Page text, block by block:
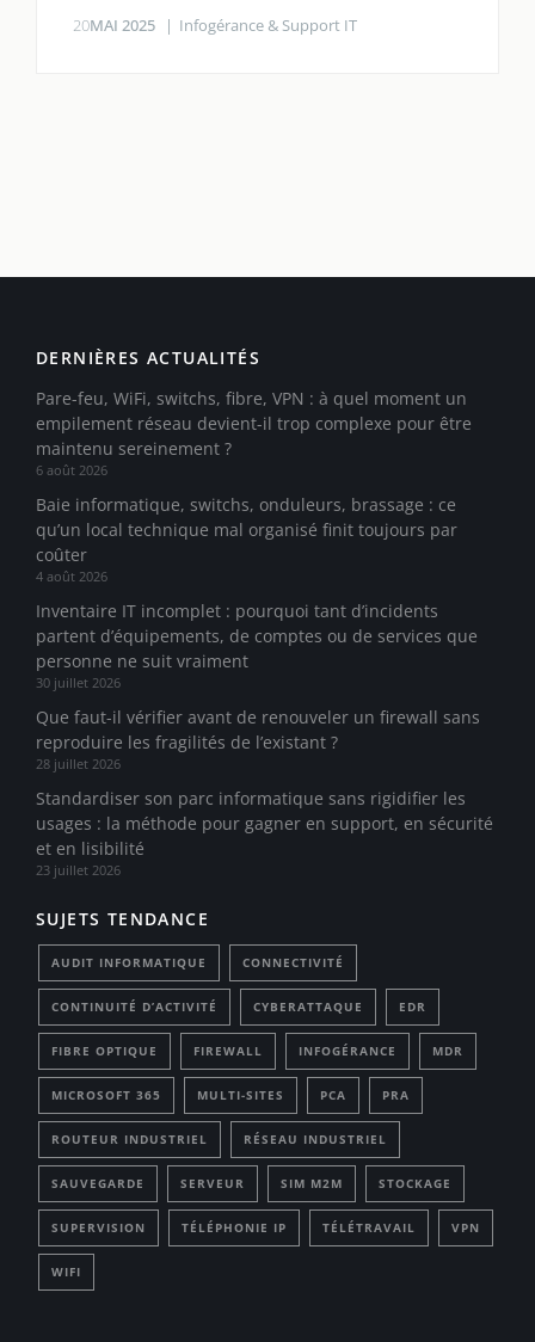
20MAI 2025 Infogérance & Support IT
DERNIÈRES ACTUALITÉS
Pare-feu, WiFi, switchs, fibre, VPN : à quel moment un
empilement réseau devient-il trop complexe pour être
maintenu sereinement ?
6 août 2026
Baie informatique, switchs, onduleurs, brassage : ce
qu’un local technique mal organisé finit toujours par
coûter
4 août 2026
Inventaire IT incomplet : pourquoi tant d’incidents
partent d’équipements, de comptes ou de services que
personne ne suit vraiment
30 juillet 2026
Que faut-il vérifier avant de renouveler un firewall sans
reproduire les fragilités de l’existant ?
28 juillet 2026
Standardiser son parc informatique sans rigidifier les
usages : la méthode pour gagner en support, en sécurité
et en lisibilité
23 juillet 2026
SUJETS TENDANCE
AUDIT INFORMATIQUE CONNECTIVITÉ
CONTINUITÉ D’ACTIVITÉ CYBERATTAQUE EDR
FIBRE OPTIQUE FIREWALL INFOGÉRANCE MDR
MICROSOFT 365 MULTI-SITES PCA PRA
ROUTEUR INDUSTRIEL RÉSEAU INDUSTRIEL
SAUVEGARDE SERVEUR SIM M2M STOCKAGE
SUPERVISION TÉLÉPHONIE IP TÉLÉTRAVAIL VPN
WIFI